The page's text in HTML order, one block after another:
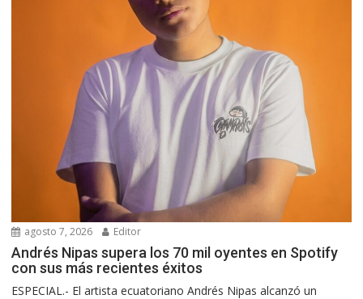
agosto 7, 2026 Editor
Andrés Nipas supera los 70 mil oyentes en Spotify
con sus más recientes éxitos
ESPECIAL.- El artista ecuatoriano Andrés Nipas alcanzó un